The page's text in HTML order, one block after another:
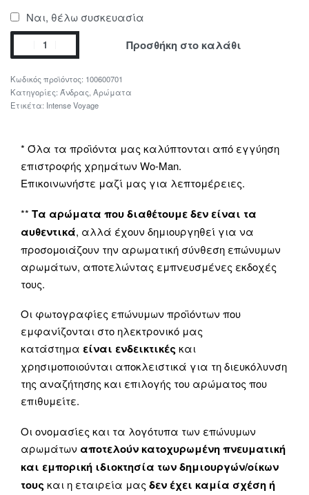
Ναι, θέλω συσκευασία
Προσθήκη στο καλάθι
100600701
Κατηγορίες: Άνδρας Αρώματα
Ετικέτα: Intense Voyage
* Όλα τα προϊόντα μας καλύπτονται από εγγύηση
επιστροφής χρημάτων Wo-Man.
Επικοινωνήστε μαζί μας για λεπτομέρειες.
** Τα αρώματα που διαθέτουμε δεν είναι τα
αυθεντικά, αλλά έχουν δημιουργηθεί για να
προσομοιάζουν την αρωματική σύνθεση επώνυμων
αρωμάτων, αποτελώντας εμπνευσμένες εκδοχές
τους.
Οι φωτογραφίες επώνυμων προϊόντων που
εμφανίζονται στο ηλεκτρονικό μας
κατάστημα είναι ενδεικτικές και
χρησιμοποιούνται αποκλειστικά για τη διευκόλυνση
της αναζήτησης και επιλογής του αρώματος που
επιθυμείτε.
Οι ονομασίες και τα λογότυπα των επώνυμων
αρωμάτων αποτελούν κατοχυρωμένη πνευματική
και εμπορική ιδιοκτησία των δημιουργών/οίκων
τους και η εταιρεία μας δεν έχει καμία σχέση ή